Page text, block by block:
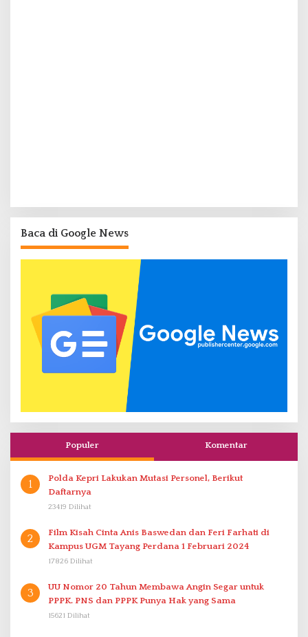
Baca di Google News
Populer Komentar
1
Polda Kepri Lakukan Mutasi Personel, Berikut
Daftarnya
23419 Dilihat
2
Film Kisah Cinta Anis Baswedan dan Feri Farhati di
Kampus UGM Tayang Perdana 1 Februari 2024
17826 Dilihat
3
UU Nomor 20 Tahun Membawa Angin Segar untuk
PPPK. PNS dan PPPK Punya Hak yang Sama
15621 Dilihat